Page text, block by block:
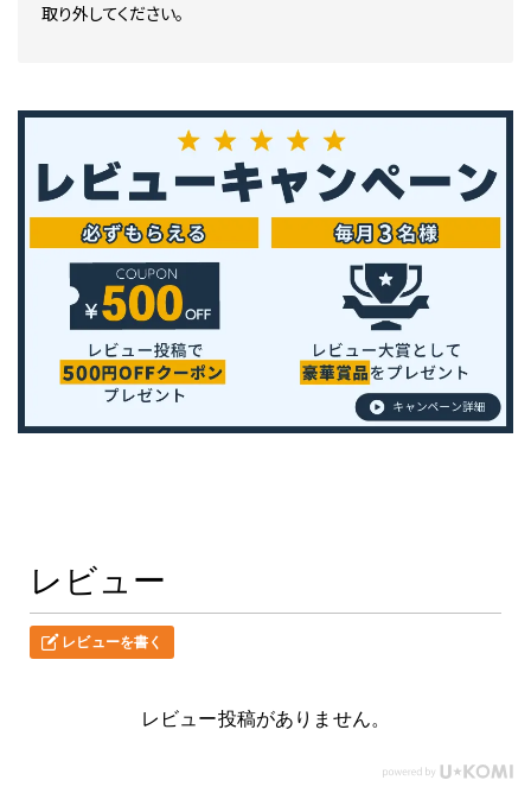
取り外してください。
レビュー
レビューを書く
レビュー投稿がありません。